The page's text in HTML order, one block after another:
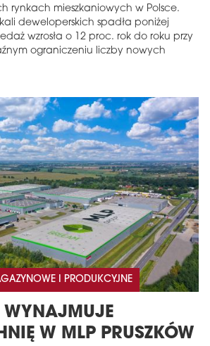
rynkach mieszkaniowych w Polsce.
deweloperskich spadła poniżej
wzrosła o 12 proc. rok do roku przy
ograniczeniu liczby nowych
I PRODUKCYJNE
WYNAJMUJE
W MLP PRUSZKÓW